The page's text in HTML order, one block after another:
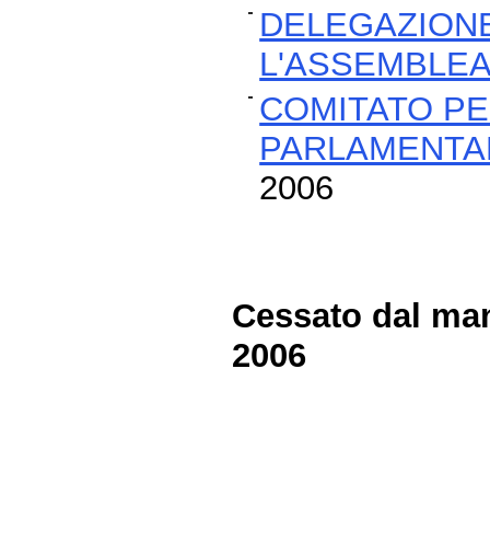
COMITATO
2006
Cessato dal
2006